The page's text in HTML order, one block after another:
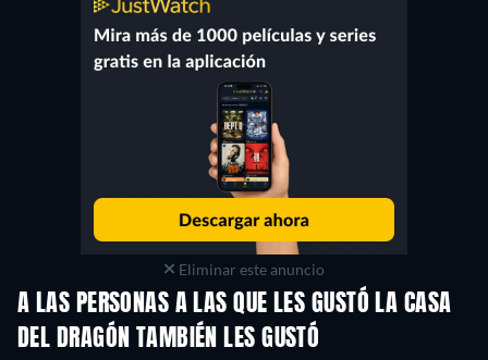
Eliminar este anuncio
A LAS PERSONAS A LAS QUE LES GUSTÓ LA CASA
DEL DRAGÓN TAMBIÉN LES GUSTÓ
TV